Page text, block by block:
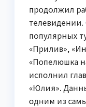
продолжил
телевидении.
популярных
«Прилив»,
«Попелюшка
исполнил
«Юлия».
одним из